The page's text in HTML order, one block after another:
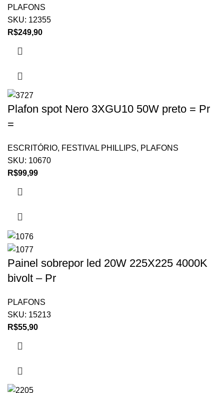
PLAFONS
SKU: 12355
R$249,90
Plafon spot Nero 3XGU10 50W preto = Pr
=
ESCRITÓRIO, FESTIVAL PHILLIPS, PLAFONS
SKU: 10670
R$99,99
Painel sobrepor led 20W 225X225 4000K
bivolt – Pr
PLAFONS
SKU: 15213
R$55,90